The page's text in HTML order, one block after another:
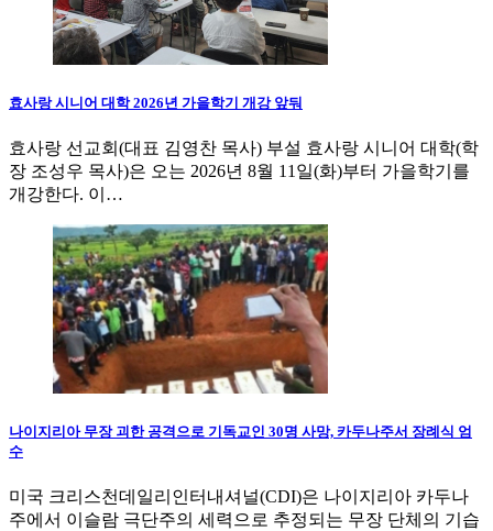
효사랑 시니어 대학 2026년 가을학기 개강 앞둬
효사랑 선교회(대표 김영찬 목사) 부설 효사랑 시니어 대학(학
장 조성우 목사)은 오는 2026년 8월 11일(화)부터 가을학기를
개강한다. 이…
나이지리아 무장 괴한 공격으로 기독교인 30명 사망, 카두나주서 장례식 엄
수
미국 크리스천데일리인터내셔널(CDI)은 나이지리아 카두나
주에서 이슬람 극단주의 세력으로 추정되는 무장 단체의 기습